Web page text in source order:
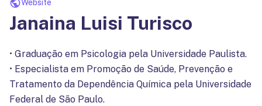
Website
Janaina Luisi Turisco
• Graduação em Psicologia pela Universidade Paulista.
• Especialista em Promoção de Saúde, Prevenção e
Tratamento da Dependência Química pela Universidade
Federal de São Paulo.